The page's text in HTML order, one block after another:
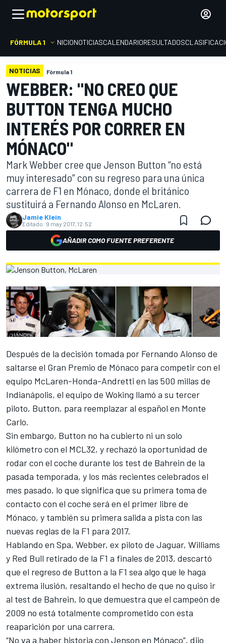
FÓRMULA 1 INICIONOTICIASCALENDARIORESULTADOS
NOTICIAS Fórmula 1
WEBBER: "NO CREO QUE
BUTTON TENGA MUCHO
INTERÉS POR CORRER EN
MÓNACO"
Mark Webber cree que Jenson Button “no está
muy interesado” con su regreso para una única
carrera de F1 en Mónaco, donde el británico
sustituirá a Fernando Alonso en McLaren.
Jamie Klein
Editado: 9 may 2017, 12:52
AÑADIR COMO FUENTE PREFERENTE
Después de la decisión tomada por Fernando Alonso de
saltarse el Gran Premio de Mónaco para competir con el
equipo McLaren-Honda-Andretti en las 500 millas de
Indianápolis, el equipo de Woking llamó a su tercer
piloto, Button, para reemplazar al español en Monte
Carlo.
Sin embargo, Button no ha cubierto ni un solo
kilómetro con el MCL32, y rechazó la oportunidad de
rodar con el coche durante los test de Bahrein de la
pasada temporada, y los más recientes celebrados el
mes pasado, lo que significa que su primera toma de
contacto con el coche será en el primer libre de
Mónaco, y también su primera salida a pista con las
nuevas reglas de la F1 para 2017.
Hablando en Spa, Webber, ex piloto de Jaguar, Williams
y Red Bull retirado de la F1 a finales de 2013, descartó
que el regreso de Button a la F1 sea algo que le haga
extrema ilusión, resaltando el hecho de que no quiso ir
al test de Bahrein, lo que demuestra que el campeón de
2009 no está totalmente comprometido con esta
reaparición por una carrera.
“No va a haber historia con Jenson en Mónaco”, dijo